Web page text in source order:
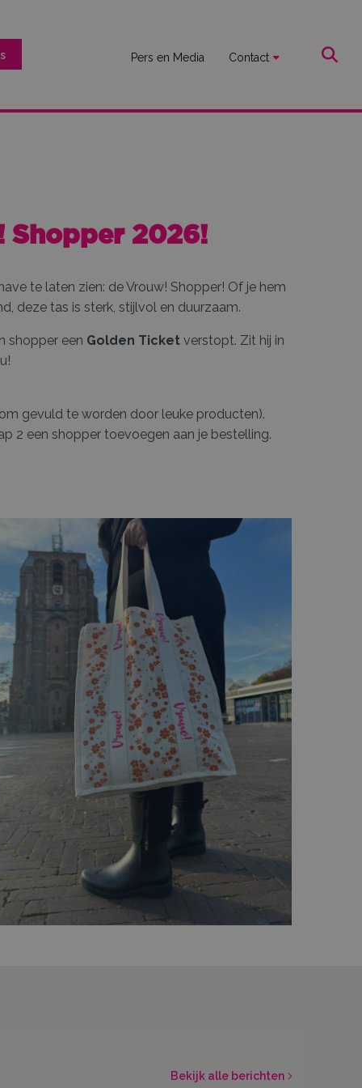
Pers en Media Contact
Shopper 2026!
te laten zien: de Vrouw! Shopper! Of je hem
deze tas is sterk, stijlvol en duurzaam.
shopper een Golden Ticket verstopt. Zit hij in
gevuld te worden door leuke producten).
2 een shopper toevoegen aan je bestelling.
Bekijk alle berichten